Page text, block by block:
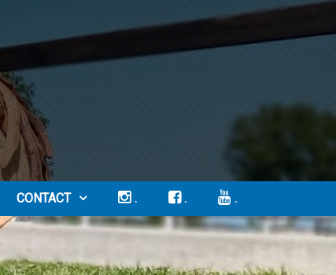
CONTACT . . .